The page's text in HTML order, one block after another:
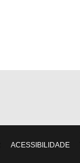
ACESSIBILIDADE